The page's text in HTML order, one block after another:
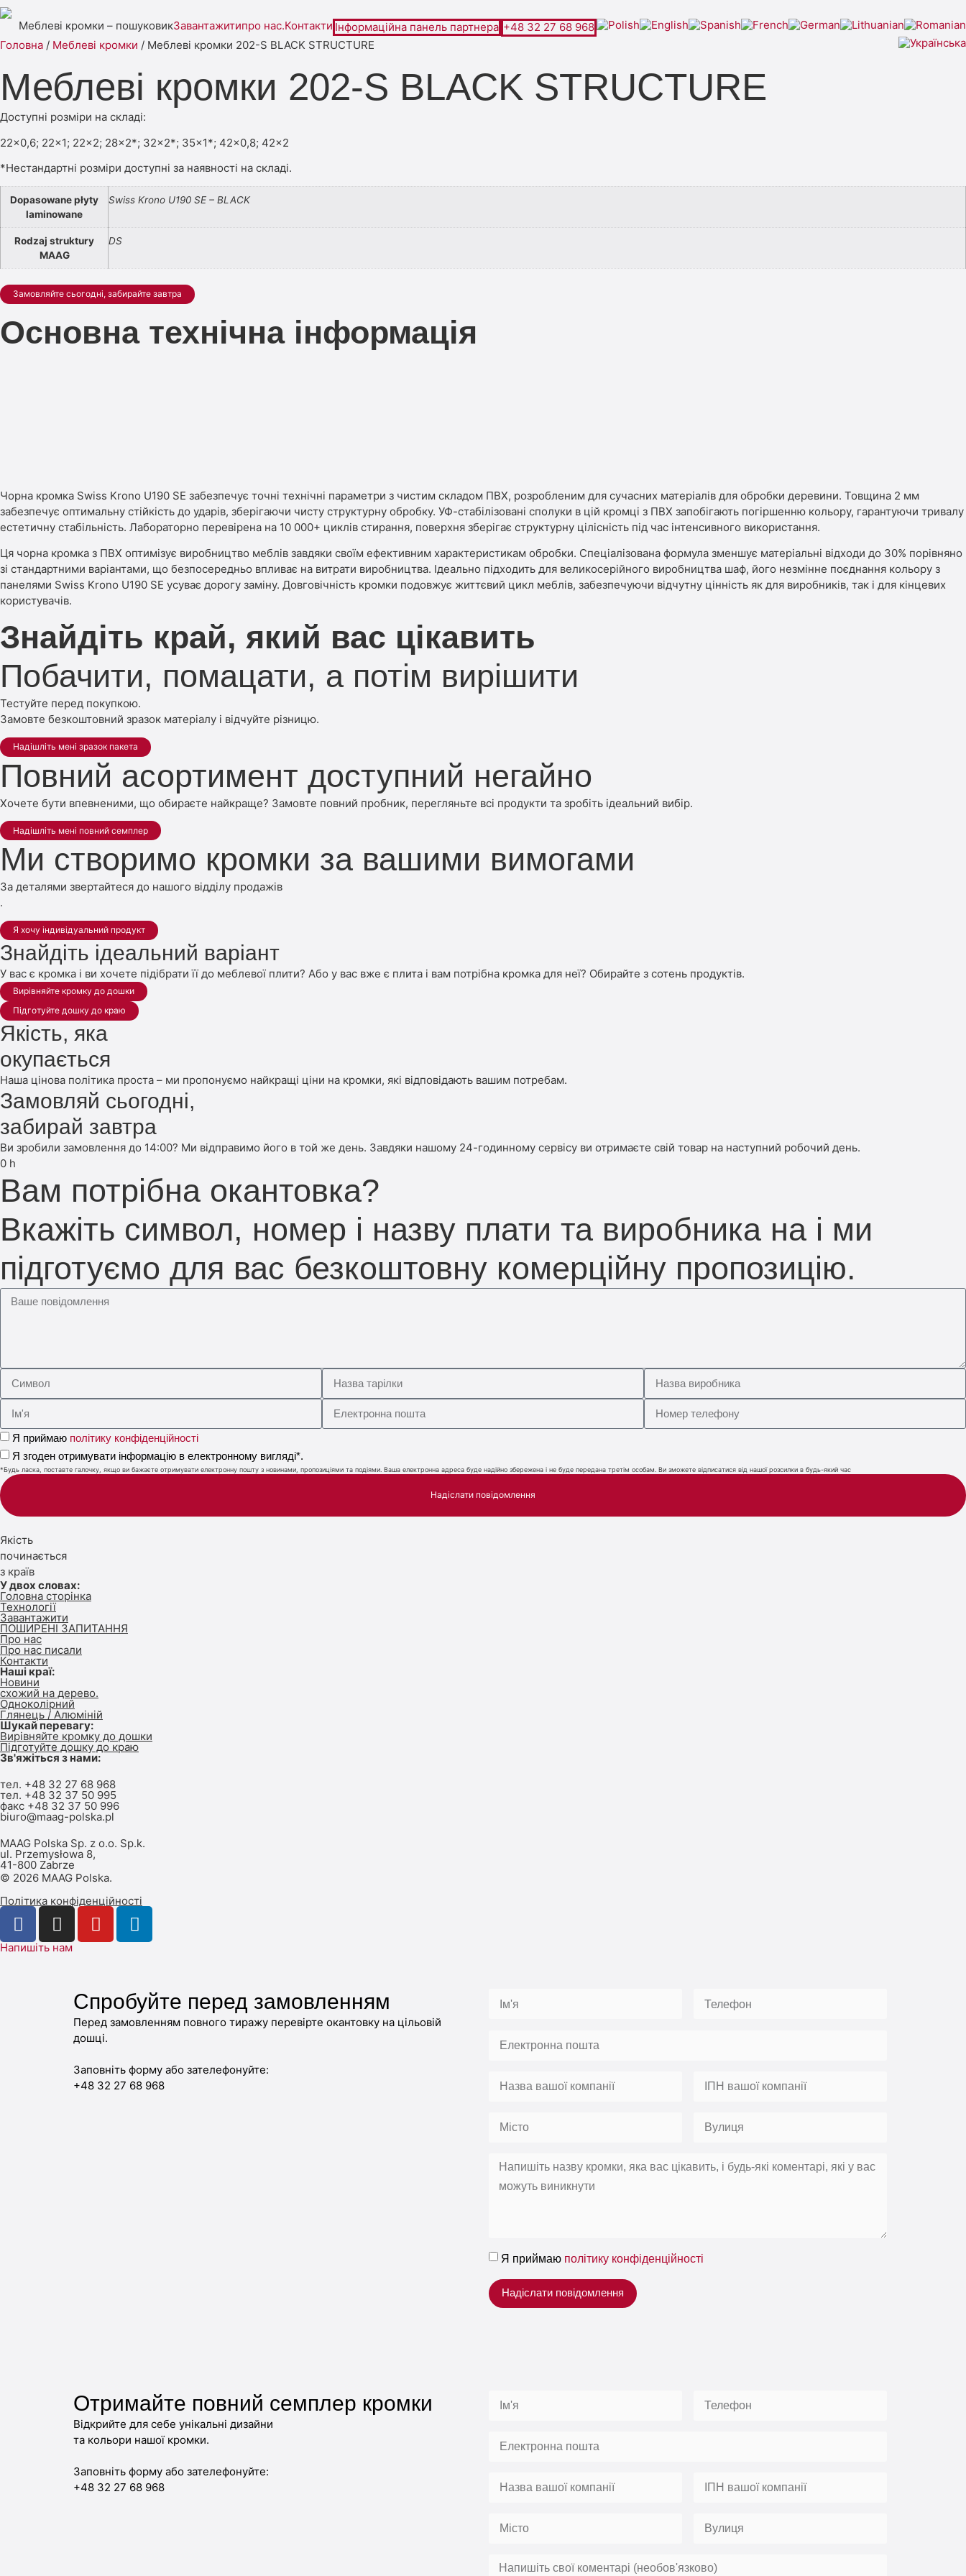
Меблеві кромки – пошуковикЗавантажитипро нас.Контакти Інформаційна панель партнера +48 32 27 68 968
Головна / Меблеві кромки / Меблеві кромки 202-S BLACK STRUCTURE
Меблеві кромки 202-S BLACK STRUCTURE
Доступні розміри на складі:
22×0,6; 22×1; 22×2; 28×2*; 32×2*; 35×1*; 42×0,8; 42×2
*Нестандартні розміри доступні за наявності на складі.
Dopasowane płyty
laminowane
Swiss Krono U190 SE – BLACK
Rodzaj struktury
MAAG
DS
Замовляйте сьогодні, забирайте завтра
Основна технічна інформація
Чорна кромка Swiss Krono U190 SE забезпечує точні технічні параметри з чистим складом ПВХ, розробленим для сучасних матеріалів для обробки деревини. Товщина 2 мм
забезпечує оптимальну стійкість до ударів, зберігаючи чисту структурну обробку. УФ-стабілізовані сполуки в цій кромці з ПВХ запобігають погіршенню кольору, гарантуючи тривалу
естетичну стабільність. Лабораторно перевірена на 10 000+ циклів стирання, поверхня зберігає структурну цілісність під час інтенсивного використання.
Ця чорна кромка з ПВХ оптимізує виробництво меблів завдяки своїм ефективним характеристикам обробки. Спеціалізована формула зменшує матеріальні відходи до 30% порівняно
зі стандартними варіантами, що безпосередньо впливає на витрати виробництва. Ідеально підходить для великосерійного виробництва шаф, його незмінне поєднання кольору з
панелями Swiss Krono U190 SE усуває дорогу заміну. Довговічність кромки подовжує життєвий цикл меблів, забезпечуючи відчутну цінність як для виробників, так і для кінцевих
користувачів.
Знайдіть край, який вас цікавить
Побачити, помацати, а потім вирішити
Тестуйте перед покупкою.
Замовте безкоштовний зразок матеріалу і відчуйте різницю.
Надішліть мені зразок пакета
Повний асортимент доступний негайно
Хочете бути впевненими, що обираєте найкраще? Замовте повний пробник, перегляньте всі продукти та зробіть ідеальний вибір.
Надішліть мені повний семплер
Ми створимо кромки за вашими вимогами
За деталями звертайтеся до нашого відділу продажів
.
Я хочу індивідуальний продукт
Знайдіть ідеальний варіант
У вас є кромка і ви хочете підібрати її до меблевої плити? Або у вас вже є плита і вам потрібна кромка для неї? Обирайте з сотень продуктів.
Вирівняйте кромку до дошки
Підготуйте дошку до краю
Якість, яка
окупається
Наша цінова політика проста – ми пропонуємо найкращі ціни на кромки, які відповідають вашим потребам.
Замовляй сьогодні,
забирай завтра
Ви зробили замовлення до 14:00? Ми відправимо його в той же день. Завдяки нашому 24-годинному сервісу ви отримаєте свій товар на наступний робочий день.
0 h
Вам потрібна окантовка?
Вкажіть символ, номер і назву плати та виробника на і ми
підготуємо для вас безкоштовну комерційну пропозицію.
Я приймаю політику конфіденційності
Я згоден отримувати інформацію в електронному вигляді*.
*Будь ласка, поставте галочку, якщо ви бажаєте отримувати електронну пошту з новинами, пропозиціями та подіями. Ваша електронна адреса буде надійно збережена і не буде передана третім особам. Ви зможете відписатися від нашої розсилки в будь-який час
Надіслати повідомлення
Якість
починається
з країв
У двох словах:
Головна сторінка
Технології
Завантажити
ПОШИРЕНІ ЗАПИТАННЯ
Про нас
Про нас писали
Контакти
Наші краї:
Новини
схожий на дерево.
Одноколірний
Глянець / Алюміній
Шукай перевагу:
Вирівняйте кромку до дошки
Підготуйте дошку до краю
Зв'яжіться з нами:
тел. +48 32 27 68 968
тел. +48 32 37 50 995
факс +48 32 37 50 996
biuro@maag-polska.pl
MAAG Polska Sp. z o.o. Sp.k.
ul. Przemysłowa 8,
41-800 Zabrze
© 2026 MAAG Polska.
Політика конфіденційності
Напишіть нам
Спробуйте перед замовленням
Перед замовленням повного тиражу перевірте окантовку на цільовій
дошці.
Заповніть форму або зателефонуйте:
+48 32 27 68 968
Я приймаю політику конфіденційності
Надіслати повідомлення
Отримайте повний семплер кромки
Відкрийте для себе унікальні дизайни
та кольори нашої кромки.
Заповніть форму або зателефонуйте:
+48 32 27 68 968